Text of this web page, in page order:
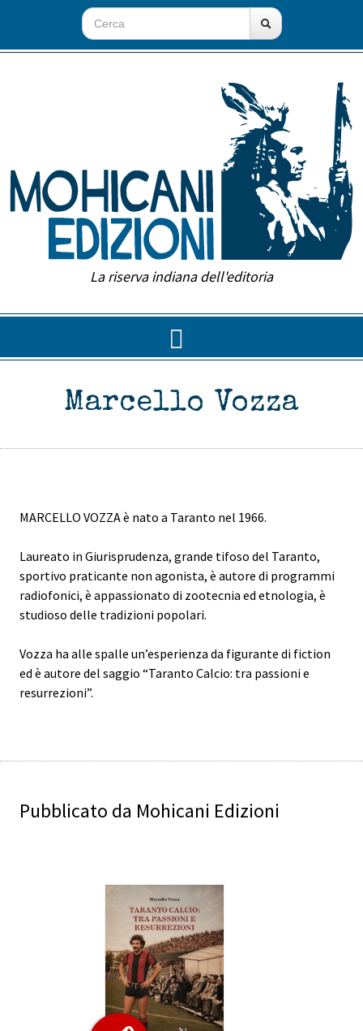
La riserva indiana dell'editoria
Marcello Vozza
MARCELLO VOZZA è nato a Taranto nel 1966.
Laureato in Giurisprudenza, grande tifoso del Taranto,
sportivo praticante non agonista, è autore di programmi
radiofonici, è appassionato di zootecnia ed etnologia, è
studioso delle tradizioni popolari.
Vozza ha alle spalle un’esperienza da figurante di fiction
ed è autore del saggio “Taranto Calcio: tra passioni e
resurrezioni”.
Pubblicato da Mohicani Edizioni